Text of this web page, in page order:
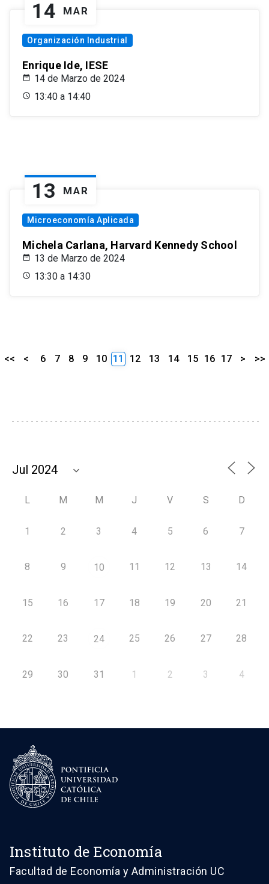
14 MAR
Organización Industrial
Enrique Ide, IESE
14 de Marzo de 2024
13:40 a 14:40
13 MAR
Microeconomía Aplicada
Michela Carlana, Harvard Kennedy School
13 de Marzo de 2024
13:30 a 14:30
<< < 6 7 8 9 10 11 12 13 14 15 16 17 > >>
L M M J V S D
1 2 3 4 5 6 7
8 9 10 11 12 13 14
15 16 17 18 19 20 21
22 23 24 25 26 27 28
29 30 31 1 2 3 4
Instituto de Economía
Facultad de Economía y Administración UC